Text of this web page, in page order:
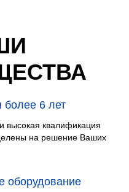
6 лет
высокая квалификация
на решение Ваших
оборудование